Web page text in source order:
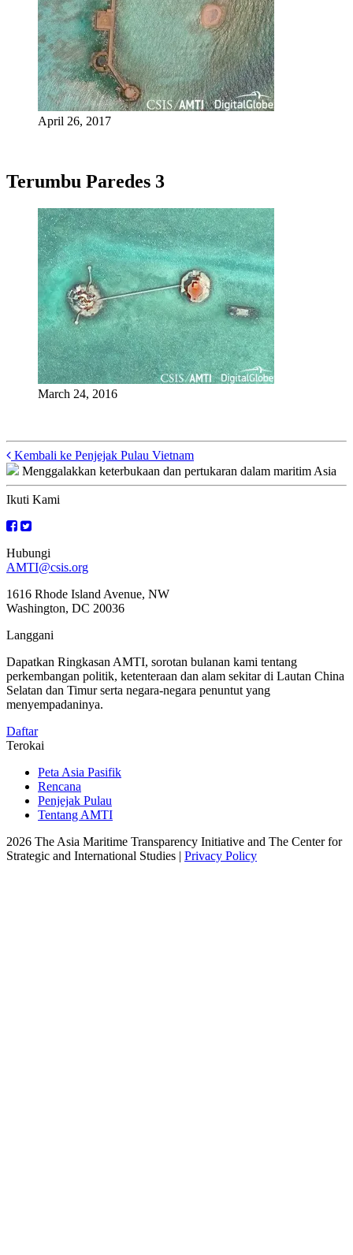
April 26, 2017
Terumbu Paredes 3
March 24, 2016
Posts
navigation
Kembali ke Penjejak Pulau Vietnam
Menggalakkan keterbukaan dan pertukaran dalam maritim Asia
Ikuti Kami
Hubungi
AMTI@csis.org
1616 Rhode Island Avenue, NW
Washington, DC 20036
Langgani
Dapatkan Ringkasan AMTI, sorotan bulanan kami tentang
perkembangan politik, ketenteraan dan alam sekitar di Lautan China
Selatan dan Timur serta negara-negara penuntut yang
menyempadaninya.
Daftar
Terokai
Peta Asia Pasifik
Rencana
Penjejak Pulau
Tentang AMTI
2026 The Asia Maritime Transparency Initiative and The Center for
Strategic and International Studies | Privacy Policy